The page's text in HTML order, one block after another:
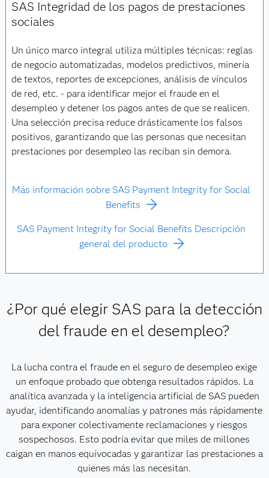
SAS Integridad de los pagos de prestaciones
sociales
Un único marco integral utiliza múltiples técnicas: reglas
de negocio automatizadas, modelos predictivos, minería
de textos, reportes de excepciones, análisis de vínculos
de red, etc. - para identificar mejor el fraude en el
desempleo y detener los pagos antes de que se realicen.
Una selección precisa reduce drásticamente los falsos
positivos, garantizando que las personas que necesitan
prestaciones por desempleo las reciban sin demora.
Más información sobre SAS Payment Integrity for Social
Benefits
SAS Payment Integrity for Social Benefits Descripción
general del producto
¿Por qué elegir SAS para la detección
del fraude en el desempleo?
La lucha contra el fraude en el seguro de desempleo exige
un enfoque probado que obtenga resultados rápidos. La
analítica avanzada y la inteligencia artificial de SAS pueden
ayudar, identificando anomalías y patrones más rápidamente
para exponer colectivamente reclamaciones y riesgos
sospechosos. Esto podría evitar que miles de millones
caigan en manos equivocadas y garantizar las prestaciones a
quienes más las necesitan.